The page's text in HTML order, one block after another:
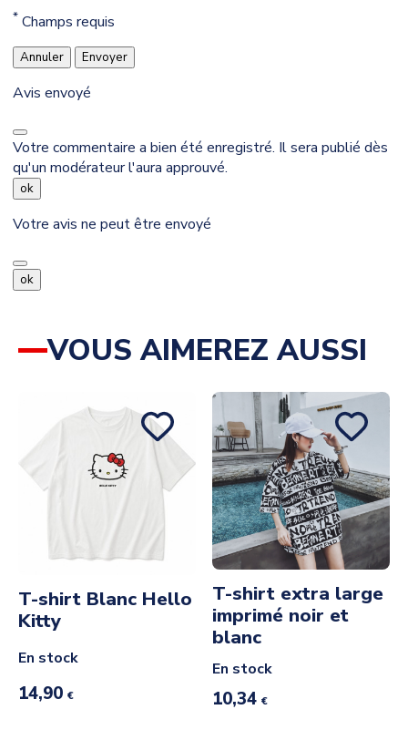
* Champs requis
Annuler Envoyer
Avis envoyé
Votre commentaire a bien été enregistré. Il sera publié dès
qu'un modérateur l'aura approuvé.
ok
Votre avis ne peut être envoyé
ok
VOUS AIMEREZ AUSSI
T-shirt Blanc Hello
Kitty
En stock
14,90 €
T-shirt extra large
imprimé noir et
blanc
En stock
10,34 €